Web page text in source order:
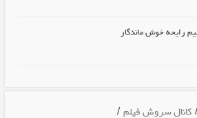
رایحه خوش ماندگار
/کانال سروش فیلم /